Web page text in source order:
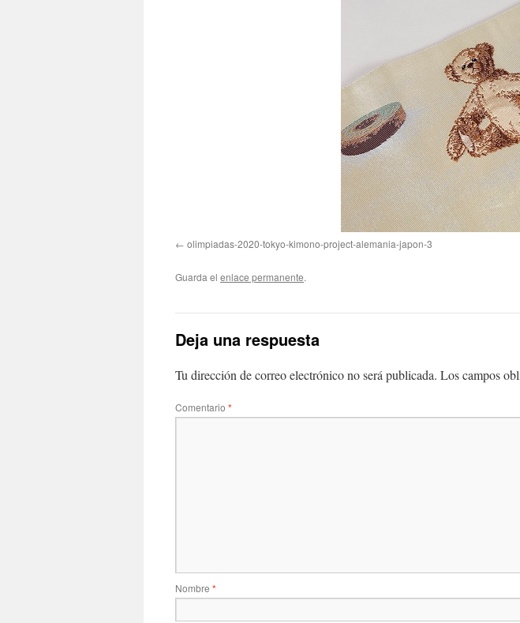
olimpiadas-2020-tokyo-kimono-project-alemania-japon-3
Guarda el enlace permanente.
Deja una respuesta
Tu dirección de correo electrónico no será publicada. Los campos
Comentario *
Nombre *